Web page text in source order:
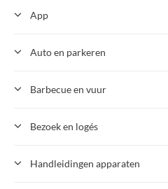
App
Auto en parkeren
Barbecue en vuur
Bezoek en logés
Handleidingen apparaten